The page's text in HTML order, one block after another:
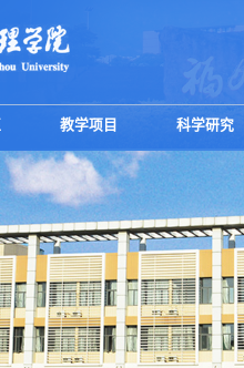
教学项目 科学研究